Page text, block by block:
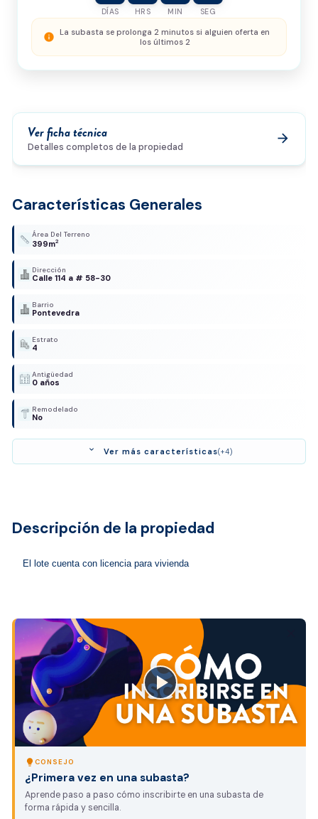
0/500
política de privacidady el
datos*
DÍAS HRS MIN SEG
info La subasta se prolonga 2 minutos si alguien oferta en
los últimos 2
Ver ficha técnica
Detalles completos de la propiedad
arrow_forward
Características Generales
Área Del Terreno
399m2
Dirección
Calle 114 a # 58-30
Barrio
Pontevedra
Estrato
4
Antigüedad
0 años
Remodelado
No
expand_more Ver más características(+4)
Descripción de la propiedad
El lote cuenta con licencia para vivienda
lightbulb CONSEJO
¿Primera vez en una subasta?
Aprende paso a paso cómo inscribirte en una subasta de
forma rápida y sencilla.